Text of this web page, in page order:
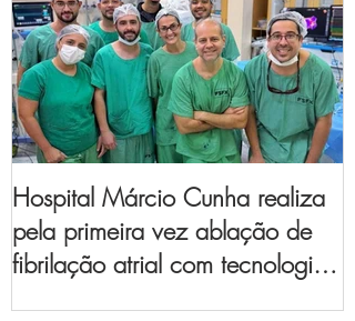
Hospital Márcio Cunha realiza
pela primeira vez ablação de
fibrilação atrial com tecnologia